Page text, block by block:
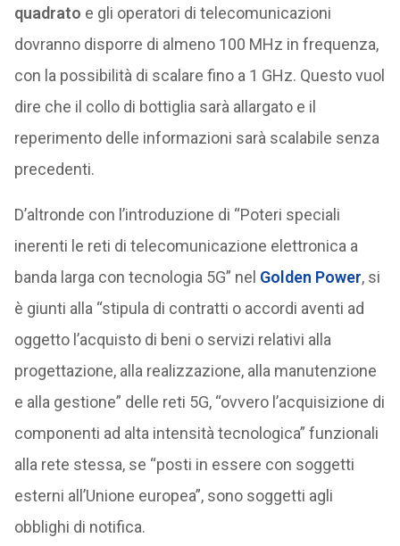
quadrato e gli operatori di telecomunicazioni
dovranno disporre di almeno 100 MHz in frequenza,
con la possibilità di scalare fino a 1 GHz. Questo vuol
dire che il collo di bottiglia sarà allargato e il
reperimento delle informazioni sarà scalabile senza
precedenti.
D’altronde con l’introduzione di “Poteri speciali
inerenti le reti di telecomunicazione elettronica a
banda larga con tecnologia 5G” nel Golden Power, si
è giunti alla “stipula di contratti o accordi aventi ad
oggetto l’acquisto di beni o servizi relativi alla
progettazione, alla realizzazione, alla manutenzione
e alla gestione” delle reti 5G, “ovvero l’acquisizione di
componenti ad alta intensità tecnologica” funzionali
alla rete stessa, se “posti in essere con soggetti
esterni all’Unione europea”, sono soggetti agli
obblighi di notifica.